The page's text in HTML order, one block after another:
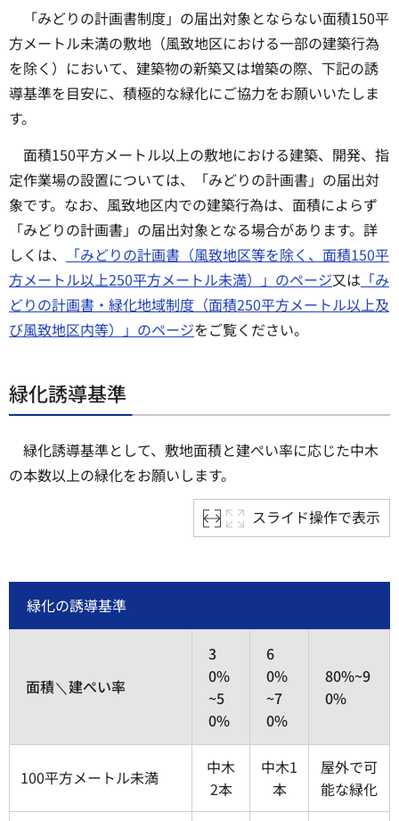
「みどりの計画書制度」の届出対象とならない面積150平
方メートル未満の敷地（風致地区における一部の建築行為
を除く）において、建築物の新築又は増築の際、下記の誘
導基準を目安に、積極的な緑化にご協力をお願いいたしま
す。
面積150平方メートル以上の敷地における建築、開発、指
定作業場の設置については、「みどりの計画書」の届出対
象です。なお、風致地区内での建築行為は、面積によらず
「みどりの計画書」の届出対象となる場合があります。詳
しくは、
「みどりの計画書（風致地区等を除く、面積150平
方メートル以上250平方メートル未満）」のページ又は 「み
どりの計画書・緑化地域制度（面積250平方メートル以上及
び風致地区内等）」のページをご覧ください。
緑化誘導基準
緑化誘導基準として、敷地面積と建ぺい率に応じた中木
の本数以上の緑化をお願いします。
スライド操作で表示
緑化の誘導基準
面積＼建ぺい率
3
0%
~5
0%
6
0%
~7
0%
80%~9
0%
100平方メートル未満
中木
2本
中木1
本
屋外で可
能な緑化